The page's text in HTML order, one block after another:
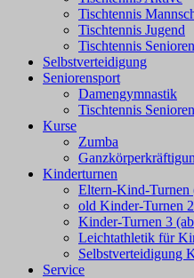
Tischtennis
Tischtennis Jugend
Tischtennis Senioren
Selbstverteidigung
Seniorensport
Damengymnastik
Tischtennis Senioren
Kurse
Zumba
Kinderturnen
Eltern-Kind-Turnen
old Kinder-Turnen
Kinder-Turnen 3
Leichtathletik für
Selbstverteidigung
Service